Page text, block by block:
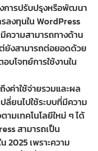
การปรับปรุงหรือพัฒนา
ลงทุนใน WordPress
ความสามารถทางด้าน
ยังสามารถต่อยอดด้วย
บโจทย์การใช้งานใน
ค่าใช้จ่ายรวมและผล
ปลี่ยนไปใช้ระบบที่มีความ
มเทคโนโลยีใหม่ ๆ ได้
สามารถเป็น
2025 เพราะความ